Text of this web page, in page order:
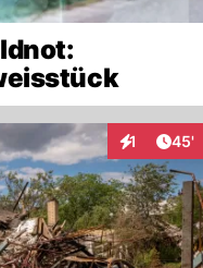
1 45'